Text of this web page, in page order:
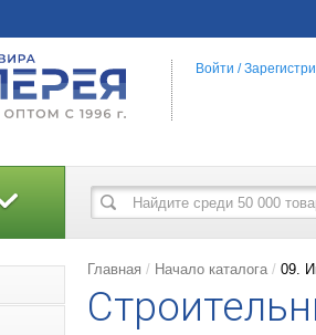
Войти /
Главная Начало каталога 09.